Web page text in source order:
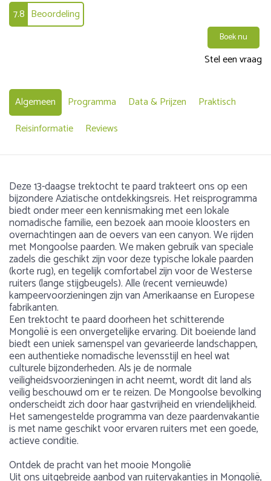
7.8 Beoordeling
Boek nu
Stel een vraag
Algemeen Programma Data & Prijzen
Praktisch
Reisinformatie
Reviews
Deze 13-daagse trektocht te paard trakteert ons op een
bijzondere Aziatische ontdekkingsreis. Het reisprogramma
biedt onder meer een kennismaking met een lokale
nomadische familie, een bezoek aan mooie kloosters en
overnachtingen aan de oevers van een canyon. We rijden
met Mongoolse paarden. We maken gebruik van speciale
zadels die geschikt zijn voor deze typische lokale paarden
(korte rug), en tegelijk comfortabel zijn voor de Westerse
ruiters (lange stijgbeugels). Alle (recent vernieuwde)
kampeervoorzieningen zijn van Amerikaanse en Europese
fabrikanten.
Een trektocht te paard doorheen het schitterende
Mongolië is een onvergetelijke ervaring. Dit boeiende land
biedt een uniek samenspel van gevarieerde landschappen,
een authentieke nomadische levensstijl en heel wat
culturele bijzonderheden. Als je de normale
veiligheidsvoorzieningen in acht neemt, wordt dit land als
veilig beschouwd om er te reizen. De Mongoolse bevolking
onderscheidt zich door haar gastvrijheid en vriendelijkheid.
Het samengestelde programma van deze paardenvakantie
is met name geschikt voor ervaren ruiters met een goede,
actieve conditie.
Ontdek de pracht van het mooie Mongolië
Uit ons uitgebreide aanbod van ruitervakanties in Mongolië,